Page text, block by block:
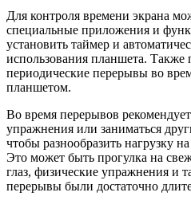
Для контроля времени экрана
специальные приложения и
установить таймер и
использования планшета. Также
периодические перерывы во
планшетом.
Во время перерывов
упражнения или заниматься
чтобы разнообразить нагрузку
Это может быть прогулка на
глаз, физические упражнения и
перерывы были достаточно